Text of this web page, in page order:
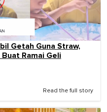
Getah Guna Straw,
Ramai Geli
Read the full story